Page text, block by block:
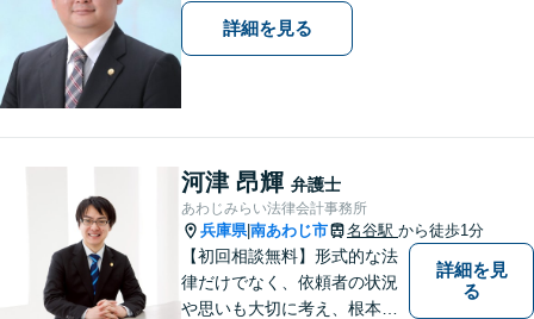
詳細を見る
河津 昂輝 弁護士
あわじみらい法律会計事務所
兵庫県|南あわじ市 名谷駅 から徒歩1分
【初回相談無料】形式的な法
律だけでなく、依頼者の状況
や思いも大切に考え、根本的
詳細を見
る